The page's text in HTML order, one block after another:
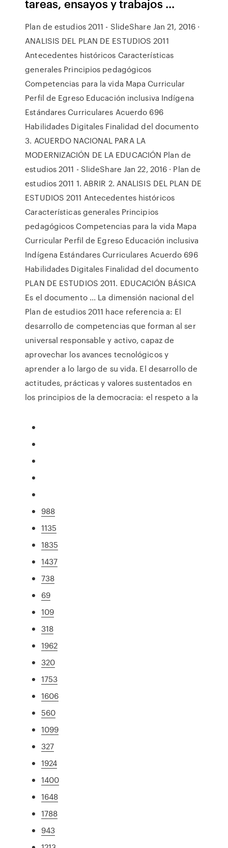
tareas, ensayos y trabajos ...
Plan de estudios 2011 - SlideShare Jan 21, 2016 ·
ANALISIS DEL PLAN DE ESTUDIOS 2011
Antecedentes históricos Características
generales Principios pedagógicos
Competencias para la vida Mapa Curricular
Perfil de Egreso Educación inclusiva Indígena
Estándares Curriculares Acuerdo 696
Habilidades Digitales Finalidad del documento
3. ACUERDO NACIONAL PARA LA
MODERNIZACIÓN DE LA EDUCACIÓN Plan de
estudios 2011 - SlideShare Jan 22, 2016 · Plan de
estudios 2011 1. ABRIR 2. ANALISIS DEL PLAN DE
ESTUDIOS 2011 Antecedentes históricos
Características generales Principios
pedagógicos Competencias para la vida Mapa
Curricular Perfil de Egreso Educación inclusiva
Indígena Estándares Curriculares Acuerdo 696
Habilidades Digitales Finalidad del documento
PLAN DE ESTUDIOS 2011. EDUCACIÓN BÁSICA
Es el documento ... La dimensión nacional del
Plan de estudios 2011 hace referencia a: El
desarrollo de competencias que forman al ser
universal responsable y activo, capaz de
aprovechar los avances tecnológicos y
aprender a lo largo de su vida. El desarrollo de
actitudes, prácticas y valores sustentados en
los principios de la democracia: el respeto a la
988
1135
1835
1437
738
69
109
318
1962
320
1753
1606
560
1099
327
1924
1400
1648
1788
943